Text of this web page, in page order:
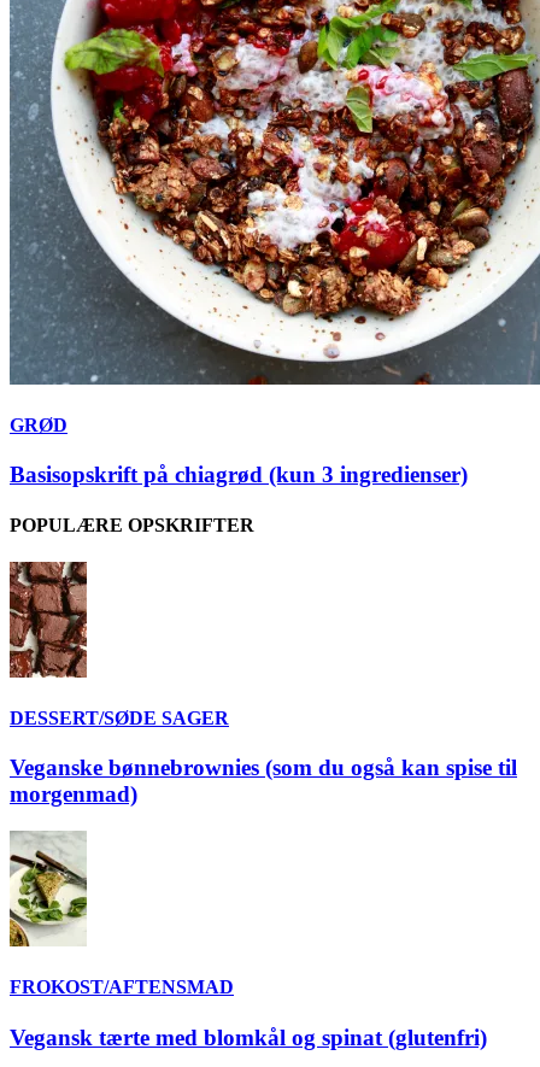
GRØD
Basisopskrift på chiagrød (kun 3 ingredienser)
POPULÆRE OPSKRIFTER
DESSERT/SØDE SAGER
Veganske bønnebrownies (som du også kan spise til
morgenmad)
FROKOST/AFTENSMAD
Vegansk tærte med blomkål og spinat (glutenfri)